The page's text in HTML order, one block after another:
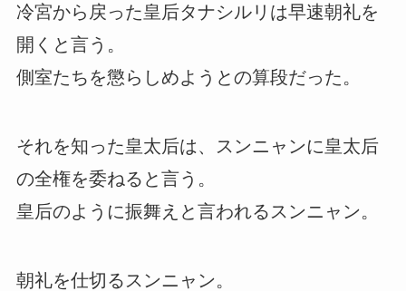
冷宮から戻った皇后タナシルリは早速朝礼を
開くと言う。
側室たちを懲らしめようとの算段だった。
それを知った皇太后は、スンニャンに皇太后
の全権を委ねると言う。
皇后のように振舞えと言われるスンニャン。
朝礼を仕切るスンニャン。